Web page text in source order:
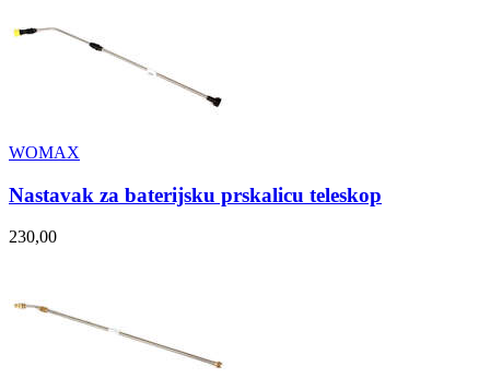
WOMAX
Nastavak za baterijsku prskalicu teleskop
230,00